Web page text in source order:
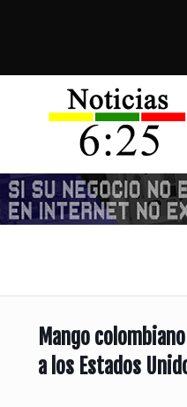
Mango
a los Estados